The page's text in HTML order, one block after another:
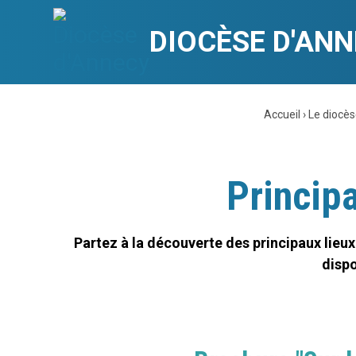
DIOCÈSE
Accueil › Le
Partez à la découverte des principaux